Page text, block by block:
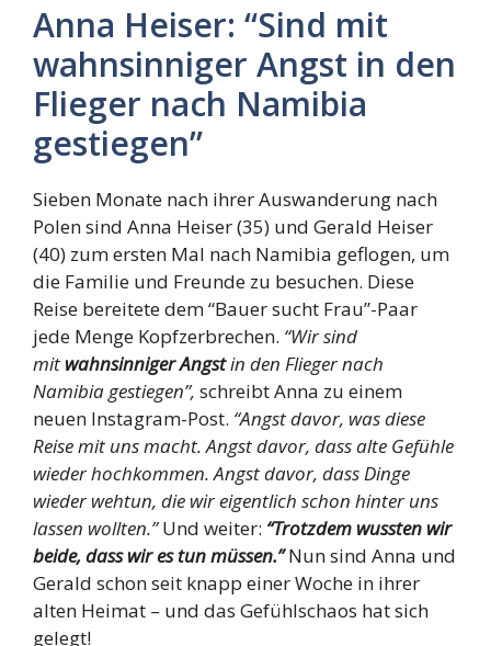
Anna Heiser: “Sind mit
wahnsinniger Angst in den
Flieger nach Namibia
gestiegen”
Sieben Monate nach ihrer Auswanderung nach
Polen sind Anna Heiser (35) und Gerald Heiser
(40) zum ersten Mal nach Namibia geflogen, um
die Familie und Freunde zu besuchen. Diese
Reise bereitete dem “Bauer sucht Frau”-Paar
jede Menge Kopfzerbrechen. “Wir sind
mit wahnsinniger Angstin den Flieger nach
Namibia gestiegen”, schreibt Anna zu einem
neuen Instagram-Post. “Angst davor, was diese
Reise mit uns macht. Angst davor, dass alte Gefühle
wieder hochkommen. Angst davor, dass Dinge
wieder wehtun, die wir eigentlich schon hinter uns
lassen wollten.”Und weiter: “Trotzdem wussten wir
beide, dass wir es tun müssen.”Nun sind Anna und
Gerald schon seit knapp einer Woche in ihrer
alten Heimat – und das Gefühlschaos hat sich
gelegt!